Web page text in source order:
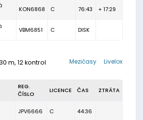
KON6868 C 76:43 + 17:29
VBM6851 C DISK
m, 12 kontrol Livelox
Mezičasy
REG.
ČÍSLO
LICENCE ČAS ZTRÁTA
JPV6666 C 44:36